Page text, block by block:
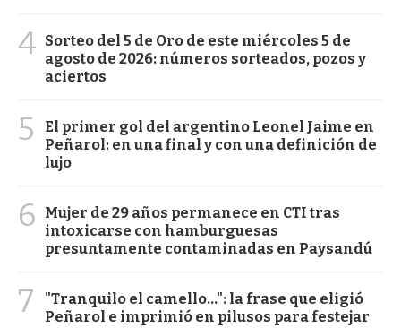
4 Sorteo del 5 de Oro de este miércoles 5 de
agosto de 2026: números sorteados, pozos y
aciertos
5
El primer gol del argentino Leonel Jaime en
Peñarol: en una final y con una definición de
lujo
6
Mujer de 29 años permanece en CTI tras
intoxicarse con hamburguesas
presuntamente contaminadas en Paysandú
7
"Tranquilo el camello...": la frase que eligió
Peñarol e imprimió en pilusos para festejar